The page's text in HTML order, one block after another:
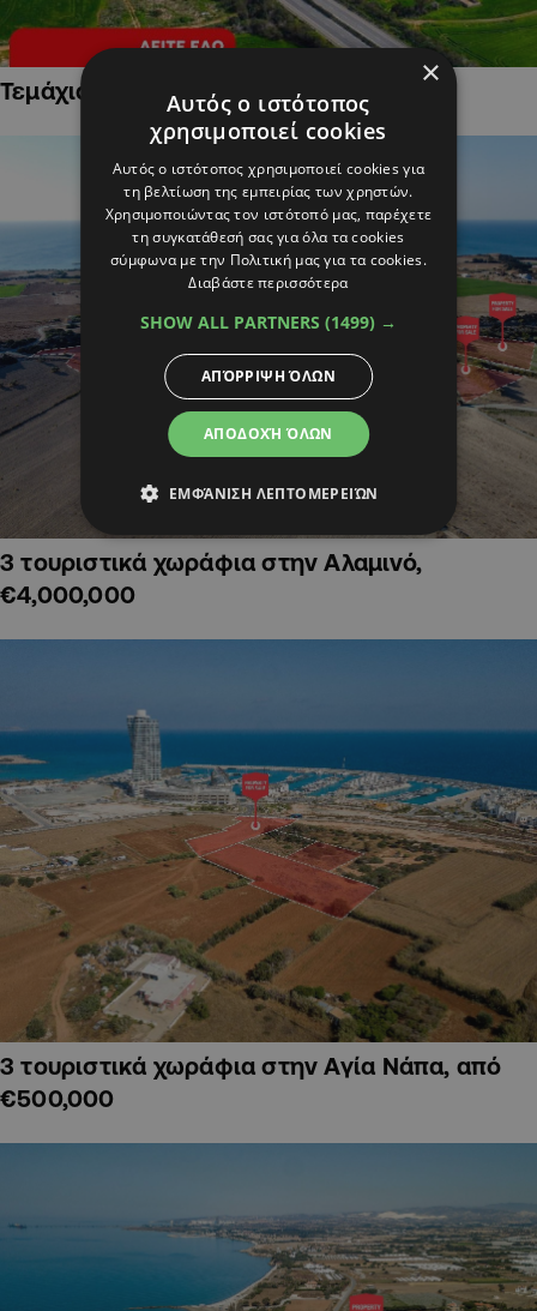
Τεμάχια Γης σε Οικιστικές Περιοχές
3 τουριστικά χωράφια στην Αλαμινό,
€4,000,000
3 τουριστικά χωράφια στην Αγία Νάπα, από
€500,000
×
Αυτός ο ιστότοπος
χρησιμοποιεί cookies
Αυτός ο ιστότοπος χρησιμοποιεί cookies για
τη βελτίωση της εμπειρίας των χρηστών.
Χρησιμοποιώντας τον ιστότοπό μας, παρέχετε
τη συγκατάθεσή σας για όλα τα cookies
σύμφωνα με την Πολιτική μας για τα cookies.
Διαβάστε περισσότερα
SHOW ALL PARTNERS (1499) →
ΑΠΟΔΟΧΉ ΌΛΩΝ
ΑΠΌΡΡΙΨΗ ΌΛΩΝ
ΕΜΦΆΝΙΣΗ ΛΕΠΤΟΜΕΡΕΙΏΝ